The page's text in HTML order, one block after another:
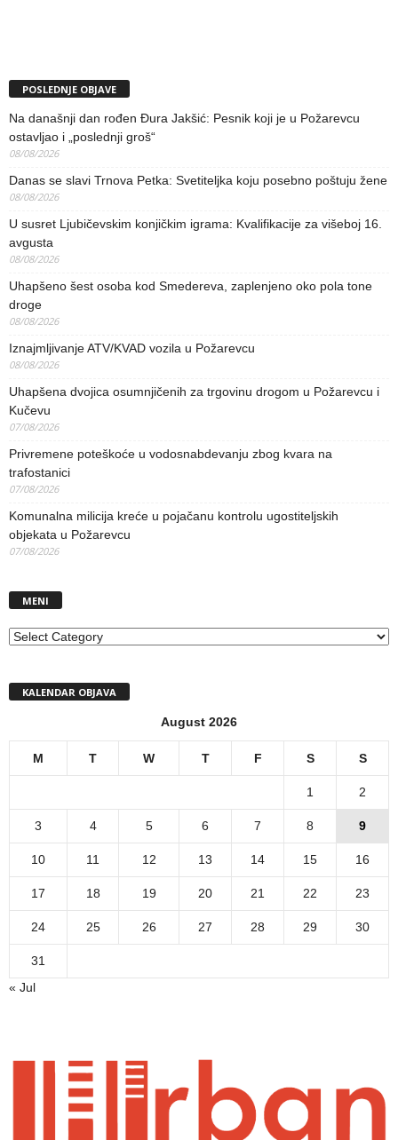
POSLEDNJE OBJAVE
Na današnji dan rođen Đura Jakšić: Pesnik koji je u Požarevcu
ostavljao i „poslednji groš“
08/08/2026
Danas se slavi Trnova Petka: Svetiteljka koju posebno poštuju žene
08/08/2026
U susret Ljubičevskim konjičkim igrama: Kvalifikacije za višeboj 16.
avgusta
08/08/2026
Uhapšeno šest osoba kod Smedereva, zaplenjeno oko pola tone
droge
08/08/2026
Iznajmljivanje ATV/KVAD vozila u Požarevcu
08/08/2026
Uhapšena dvojica osumnjičenih za trgovinu drogom u Požarevcu i
Kučevu
07/08/2026
Privremene poteškoće u vodosnabdevanju zbog kvara na
trafostanici
07/08/2026
Komunalna milicija kreće u pojačanu kontrolu ugostiteljskih
objekata u Požarevcu
07/08/2026
MENI
MENI
KALENDAR OBJAVA
August 2026
M T W T F S S
1 2
3 4 5 6 7 8 9
10 11 12 13 14 15 16
17 18 19 20 21 22 23
24 25 26 27 28 29 30
31
« Jul